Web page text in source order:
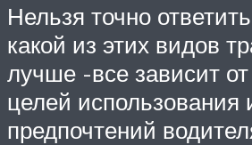
Нельзя точно
какой из этих видов
лучше -все зависит
целей использования
предпочтений